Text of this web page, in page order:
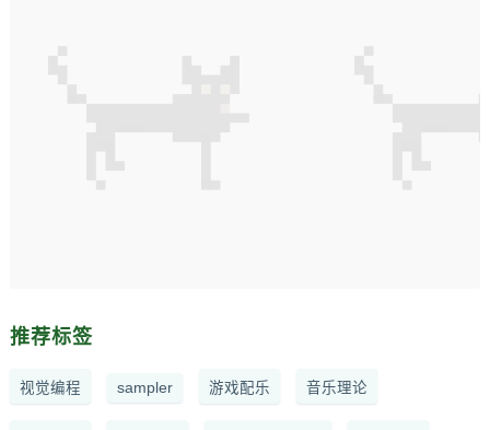
推荐标签
视觉编程 sampler 游戏配乐 音乐理论